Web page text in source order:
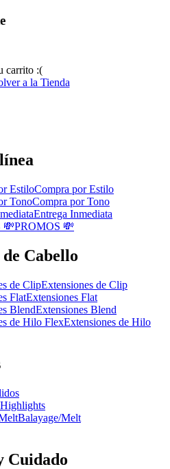
carrito :(
a la Tienda
Compra por Estilo
Compra por Tono
Entrega Inmediata
PROMOS 💸
Cabello
Extensiones de Clip
Extensiones Flat
Extensiones Blend
Extensiones de Hilo
Highlights
Balayage/Melt
Cuidado